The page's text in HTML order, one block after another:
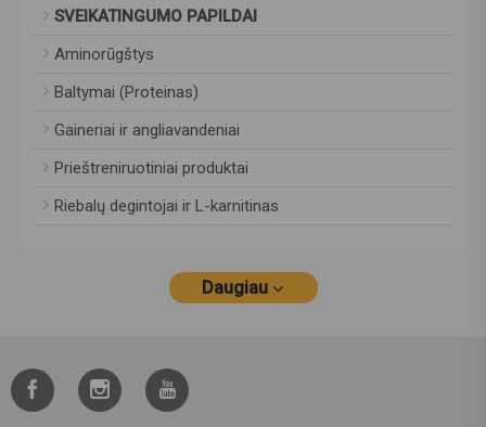
SVEIKATINGUMO PAPILDAI
Aminorūgštys
Baltymai (Proteinas)
Gaineriai ir angliavandeniai
Prieštreniruotiniai produktai
Riebalų degintojai ir L-karnitinas
Daugiau